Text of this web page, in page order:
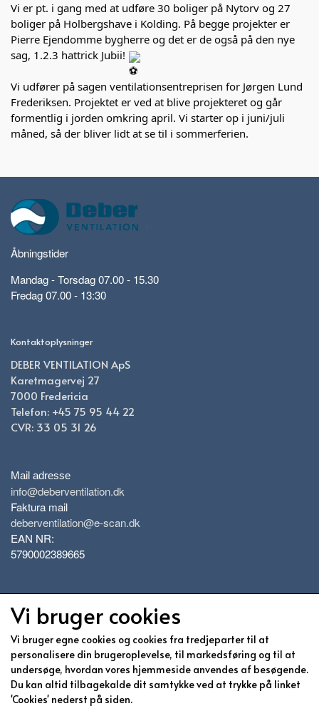
Vi er pt. i gang med at udføre 30 boliger på Nytorv og 27
boliger på Holbergshave i Kolding. På begge projekter er
Pierre Ejendomme bygherre og det er de også på den nye
sag, 1.2.3 hattrick Jubii!
Vi udfører på sagen ventilationsentreprisen for Jørgen Lund
Frederiksen. Projektet er ved at blive projekteret og går
formentlig i jorden omkring april. Vi starter op i juni/juli
måned, så der bliver lidt at se til i sommerferien.
Åbningstider
Mandag - Torsdag 07.00 - 15.30
Fredag 07.00 - 13:30
Kontaktoplysninger
DEBER VENTILATION ApS
Karetmagervej 27
7000 Fredericia
Telefon: +45 75 95 44 22
CVR: 33 05 31 26
Mail adresse
info@deberventilation.dk
Faktura mail
deberventilation@e-scan.dk
EAN NR:
5790002389665
Information
Medarbejdere
Om os
Nyheder
Vi bruger cookies
Vi bruger egne cookies og cookies fra tredjeparter til at
personalisere din brugeroplevelse, til markedsføring og til at
undersøge, hvordan vores hjemmeside anvendes af besøgende.
Du kan altid tilbagekalde dit samtykke ved at trykke på linket
'Cookies' nederst på siden.